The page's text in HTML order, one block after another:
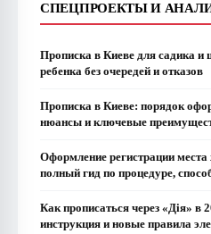
СПЕЦПРОЕКТЫ И
Прописка в Киеве для садика и
ребенка без очередей и отказов
Прописка в Киеве: порядок
нюансы и ключевые
Оформление регистрации
полный гид по процедуре,
Как прописаться через «Дія» в
инструкция и новые правила